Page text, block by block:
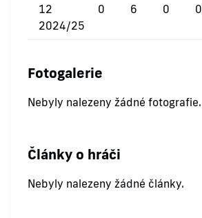
12
2024/25
0 6 0 0
Fotogalerie
Nebyly nalezeny žádné fotografie.
Články o hráči
Nebyly nalezeny žádné články.